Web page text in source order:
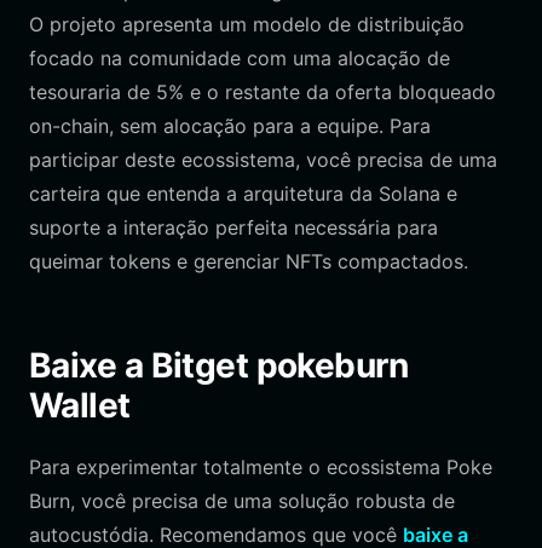
O projeto apresenta um modelo de distribuição
focado na comunidade com uma alocação de
tesouraria de 5% e o restante da oferta bloqueado
on-chain, sem alocação para a equipe. Para
participar deste ecossistema, você precisa de uma
carteira que entenda a arquitetura da Solana e
suporte a interação perfeita necessária para
queimar tokens e gerenciar NFTs compactados.
Baixe a Bitget pokeburn
Wallet
Para experimentar totalmente o ecossistema Poke
Burn, você precisa de uma solução robusta de
autocustódia. Recomendamos que você baixe a